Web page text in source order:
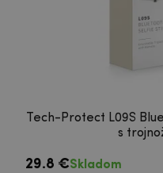
Tech-Protect L09S
s
29.8 €Skladom